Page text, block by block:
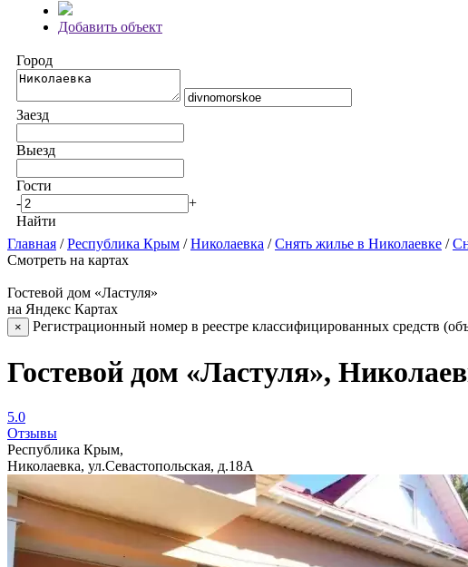
Добавить объект
Город
Заезд
Выезд
Гости
-
+
Найти
Главная /Республика Крым /Николаевка /Снять жилье в Николаевке /
Смотреть на картах
Гостевой дом «Ластуля»
на Яндекс Картах
× Регистрационный номер в реестре классифицированных средств
Гостевой дом «Ластуля»,
5.0
Отзывы
Республика Крым,
Николаевка, ул.Севастопольская, д.18А